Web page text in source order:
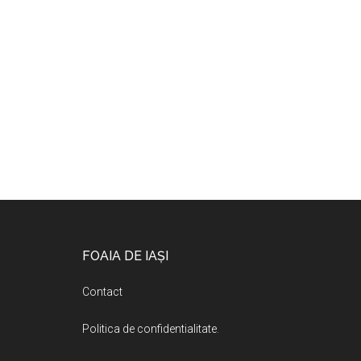
FOAIA DE IAȘI
Contact
Politica de confidentialitate